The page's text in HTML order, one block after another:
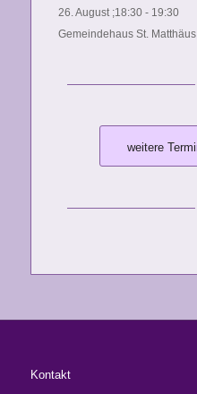
26. August ;18:30- 19:30
Gemeindehaus St.
weitere
Kontakt